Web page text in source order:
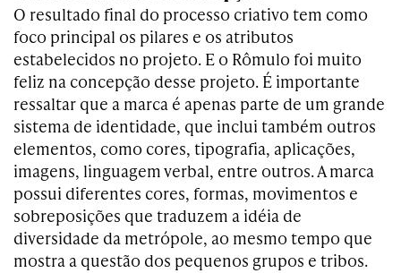
O resultado final do processo criativo tem como
foco principal os pilares e os atributos
estabelecidos no projeto. E o Rômulo foi muito
feliz na concepção desse projeto. É importante
ressaltar que a marca é apenas parte de um grande
sistema de identidade, que inclui também outros
elementos, como cores, tipografia, aplicações,
imagens, linguagem verbal, entre outros. A marca
possui diferentes cores, formas, movimentos e
sobreposições que traduzem a idéia de
diversidade da metrópole, ao mesmo tempo que
mostra a questão dos pequenos grupos e tribos.